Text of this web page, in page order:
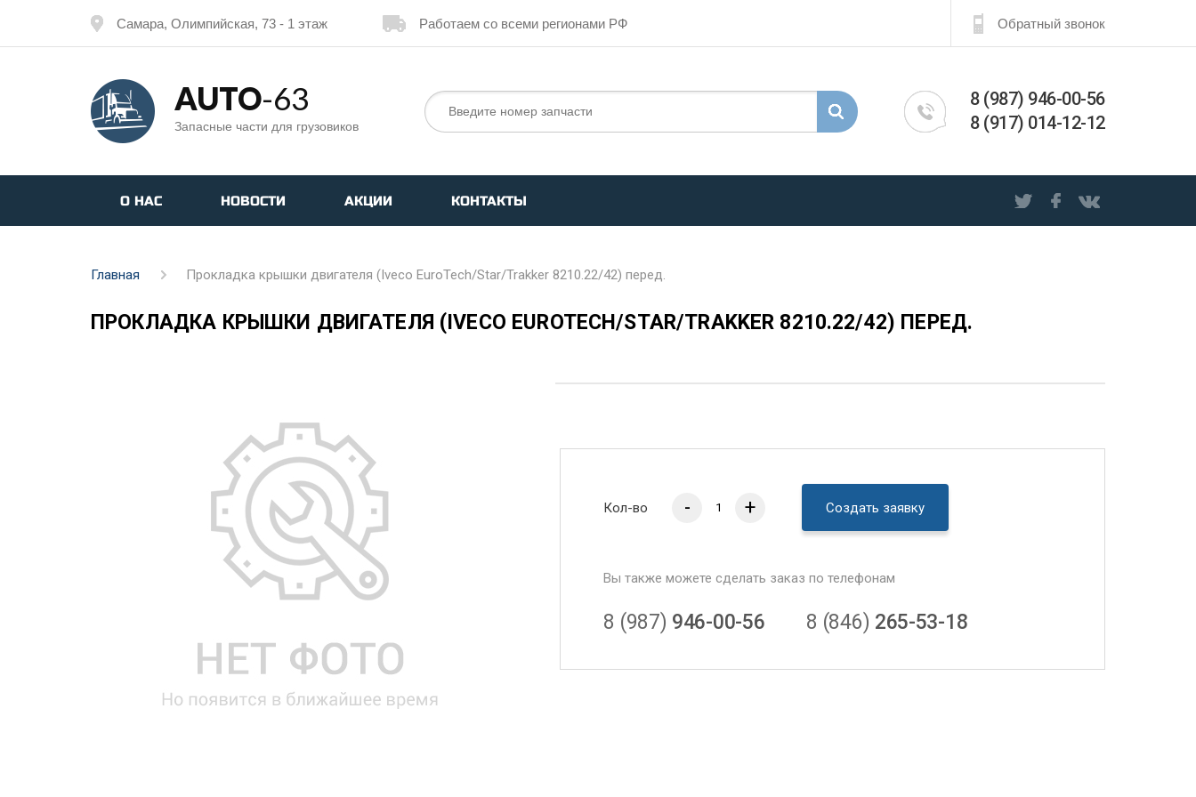
Самара, Олимпийская, 73 - 1 этаж Работаем со всеми регионами РФ Обратный звонок
AUTO-63
Запасные части для грузовиков
8 (987) 946-00-56
8 (917) 014-12-12
О НАС НОВОСТИ АКЦИИ КОНТАКТЫ
Главная Прокладка крышки двигателя (Iveco EuroTech/Star/Trakker 8210.22/42) перед.
ПРОКЛАДКА КРЫШКИ ДВИГАТЕЛЯ (IVECO EUROTECH/STAR/TRAKKER 8210.22/42) ПЕРЕД.
Кол-во - + Создать заявку
Вы также можете сделать заказ по телефонам
8 (987) 946-00-56 8 (846) 265-53-18